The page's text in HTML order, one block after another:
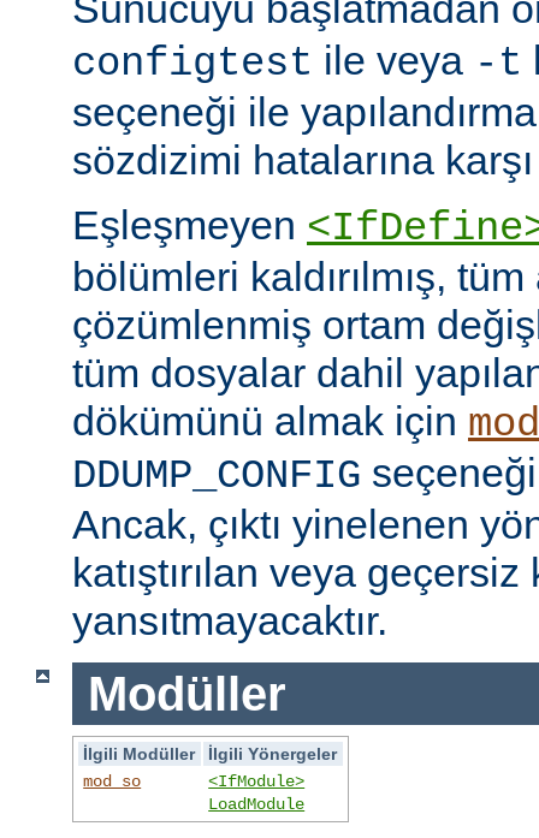
configtest ile veya -t
seçeneği ile yapılandırma
sözdizimi hatalarına
Eşleşmeyen
bölümleri kaldırılmış,
çözümlenmiş ortam
tüm dosyalar dahil
dökümünü almak için
DDUMP_CONFIG
Ancak, çıktı yinelenen
katıştırılan veya geçersiz
yansıtmayacaktır.
Modüller
İlgili Modüller
İlgili Yönergeler
mod_so
<IfModule>
LoadModule